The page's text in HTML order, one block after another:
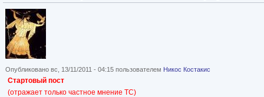
Опубликовано вс, 13/11/2011 - 04:15 пользователем Никос Костакис
Стартовый пост
(отражает только частное мнение ТС)